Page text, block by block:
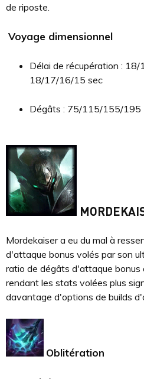
de riposte.
Voyage dimensionnel
Délai de récupération :
18/17/16/15 sec
Dégâts : 75/115/155/
Mordekaiser a eu du mal à
d'attaque bonus volés par son
ratio de dégâts d'attaque bonus
rendant les stats volées plus
davantage d'options de builds
Oblitération